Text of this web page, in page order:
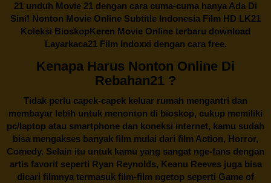
21 unduh Movie 21 dengan cara cuma-cuma hanya Ada Di
Sini! Nonton Movie Online Subtitle Indonesia Film HD LK21
Koleksi BioskopKeren Movie Online terbaru download
Layarkaca21 Film Indoxxi dengan cara free.
Kenapa Harus Nonton Online Di
Rebahan21 ?
Tidak perlu capek-capek keluar rumah mengantri dan
membayar lebih untuk menonton di bioskop, cukup memiliki
pc/laptop atau smartphone dan koneksi internet, kamu sudah
bisa mengakses banyak film mulai dari film Action, Horror,
Comedy. Selain itu untuk kamu yang sangat nge-fans dengan
artis favorit seperti Ryan Reynolds, Keanu Reeves juga bisa
dicari filmnya termasuk film-film ngetop seperti Game of